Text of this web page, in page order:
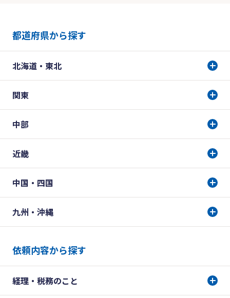
都道府県から探す
北海道・東北
関東
中部
近畿
中国・四国
九州・沖縄
依頼内容から探す
経理・税務のこと